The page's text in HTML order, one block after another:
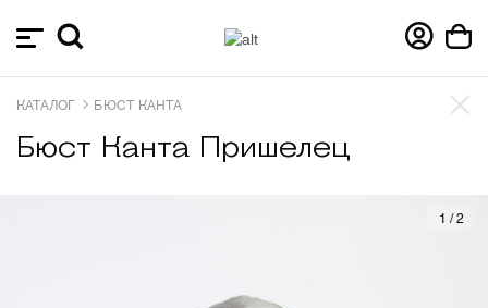
КАТАЛОГ БЮСТ КАНТА
Бюст Канта Пришелец
1 /2